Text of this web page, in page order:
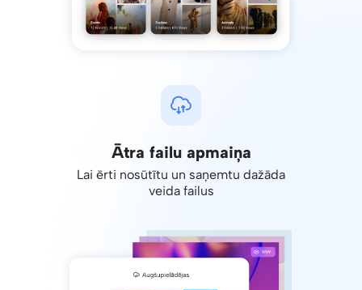
Ātra failu apmaiņa
Lai ērti nosūtītu un saņemtu dažāda
veida failus